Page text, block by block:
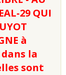
29 QUI
à
dans la
sont